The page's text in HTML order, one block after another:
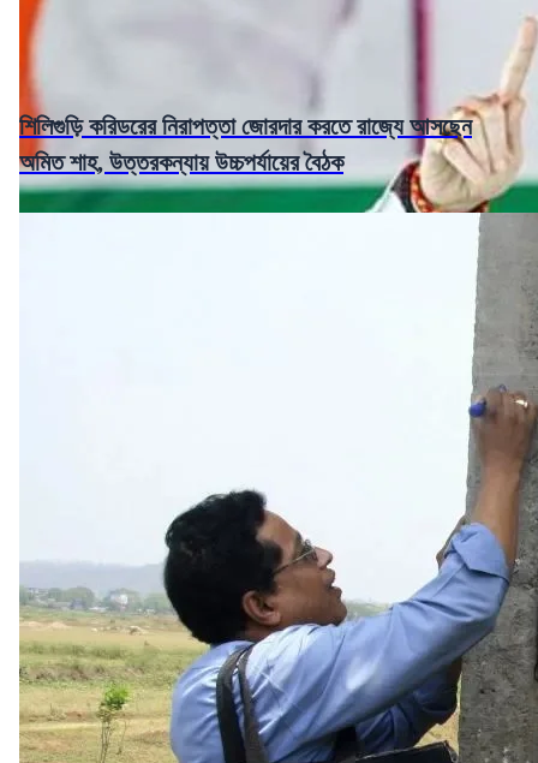
শিলিগুড়ি করিডরের নিরাপত্তা জোরদার করতে রাজ্যে আসছেন
অমিত শাহ, উত্তরকন্যায় উচ্চপর্যায়ের বৈঠক